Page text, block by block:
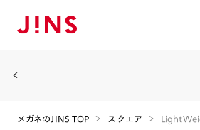
メガネのJINS TOP スクエア